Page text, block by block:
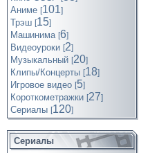
Аниме [101]
Трэш [15]
Машинима [6]
Видеоуроки [2]
Музыкальный [20]
Клипы/Концерты [18]
Игровое видео [5]
Короткометражки [27]
Cериалы [120]
Сериалы